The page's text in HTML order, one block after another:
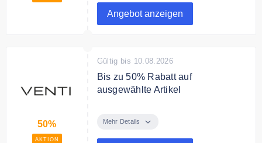
attraktive Männer sichern und
sparen.
Nur solange der Vorrat reicht.
Angebot anzeigen
50%
AKTION
Gültig bis 10.08.2026
Bis zu 50% Rabatt auf
ausgewählte Artikel
Rabatt auf ausgewählte Artikel im
Mehr Details